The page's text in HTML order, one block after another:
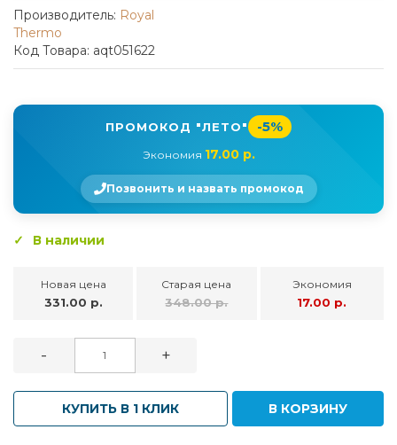
Производитель: Royal
Thermo
Код Товара: aqt051622
ПРОМОКОД "ЛЕТО" -5%
Экономия 17.00 р.
Позвонить и назвать промокод
В наличии
Новая цена
331.00 р.
Старая цена
348.00 р.
Экономия
17.00 р.
- +
КУПИТЬ В 1 КЛИК В КОРЗИНУ